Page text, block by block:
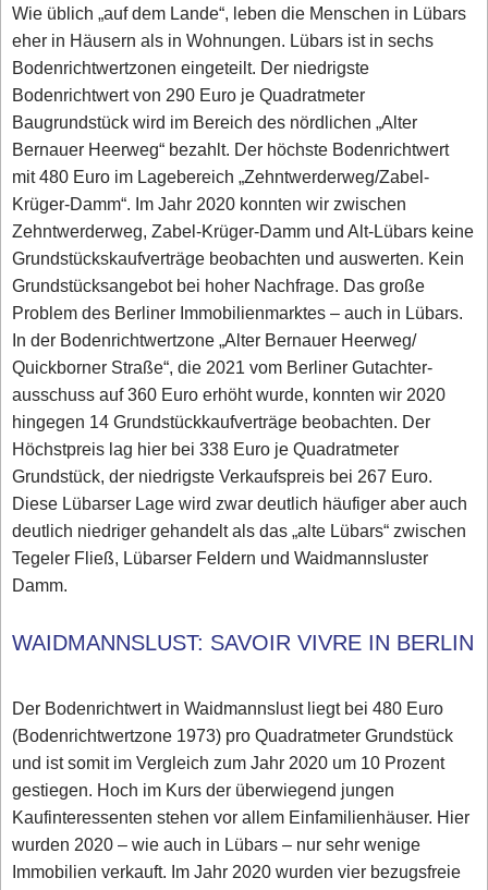
Wie üblich „auf dem Lande“, leben die Menschen in Lübars
eher in Häusern als in Wohnungen. Lübars ist in sechs
Bodenrichtwertzonen eingeteilt. Der niedrigste
Bodenrichtwert von 290 Euro je Quadratmeter
Baugrundstück wird im Bereich des nördlichen „Alter
Bernauer Heerweg“ bezahlt. Der höchste Bodenrichtwert
mit 480 Euro im Lagebereich „Zehntwerderweg/Zabel-
Krüger-Damm“. Im Jahr 2020 konnten wir zwischen
Zehntwerderweg, Zabel-Krüger-Damm und Alt-Lübars keine
Grundstückskaufverträge beobachten und auswerten. Kein
Grundstücksangebot bei hoher Nachfrage. Das große
Problem des Berliner Immobilienmarktes – auch in Lübars.
In der Bodenrichtwertzone „Alter Bernauer Heerweg/
Quickborner Straße“, die 2021 vom Berliner Gutachter-
ausschuss auf 360 Euro erhöht wurde, konnten wir 2020
hingegen 14 Grundstückkaufverträge beobachten. Der
Höchstpreis lag hier bei 338 Euro je Quadratmeter
Grundstück, der niedrigste Verkaufspreis bei 267 Euro.
Diese Lübarser Lage wird zwar deutlich häufiger aber auch
deutlich niedriger gehandelt als das „alte Lübars“ zwischen
Tegeler Fließ, Lübarser Feldern und Waidmannsluster
Damm.
WAIDMANNSLUST: SAVOIR VIVRE IN BERLIN
Der Bodenrichtwert in Waidmannslust liegt bei 480 Euro
(Bodenrichtwertzone 1973) pro Quadratmeter Grundstück
und ist somit im Vergleich zum Jahr 2020 um 10 Prozent
gestiegen. Hoch im Kurs der überwiegend jungen
Kaufinteressenten stehen vor allem Einfamilienhäuser. Hier
wurden 2020 – wie auch in Lübars – nur sehr wenige
Immobilien verkauft. Im Jahr 2020 wurden vier bezugsfreie